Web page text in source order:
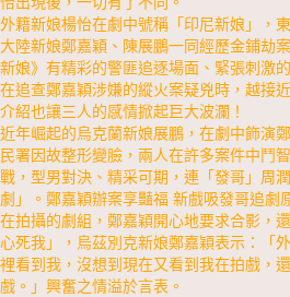
外籍新娘楊怡在劇中號稱「印尼新娘」，
大陸新娘鄭嘉穎、陳展鵬一同經歷金鋪劫
新娘》有精彩的警匪追逐場面、緊張刺激
在追查鄭嘉穎涉嫌的縱火案疑兇時，越接
介紹也讓三人的感情掀起巨大波瀾！
近年崛起的烏克蘭新娘展鵬，在劇中飾演
民署因故整形變臉，兩人在許多案件中鬥
戰，型男對決、精采可期，連「發哥」周
劇」。鄭嘉穎辦案享豔福 新戲吸發哥追劇
在拍攝的劇組，鄭嘉穎開心地要求合影，
心死我」，烏茲別克新娘鄭嘉穎表示：「
裡看到我，沒想到現在又看到我在拍戲，
戲。」興奮之情溢於言表。